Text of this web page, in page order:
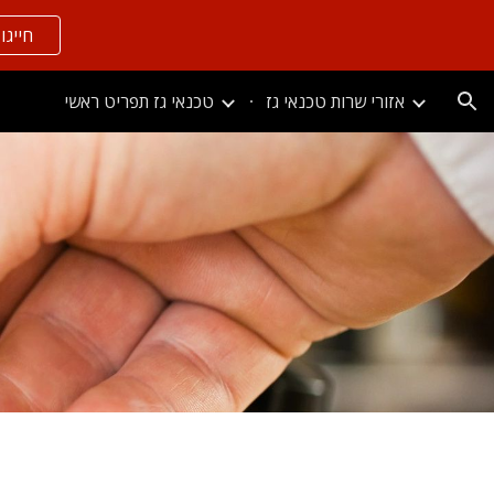
חייגו
טכנאי גז תפריט ראשי אזורי שרות טכנאי גז